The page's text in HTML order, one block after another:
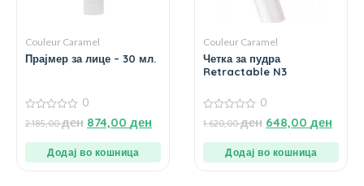
Couleur Caramel
Прајмер за лице – 30 мл.
од
0
2.185,00ден 874,00 ден
Додај во кошница
Couleur Caramel
Четка за пудра
Retractable N3
од
0
1.620,00ден 648,00 ден
Додај во кошница